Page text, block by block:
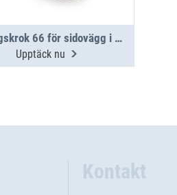
Verktygskrok 66 för sidovägg i aluminium
Upptäck nu
Kontakt